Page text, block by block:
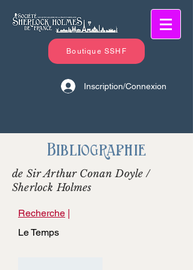
Boutique SSHF
Inscription/Connexion
Bibliographie
de Sir Arthur Conan Doyle /
Sherlock Holmes
Recherche |
Le Temps